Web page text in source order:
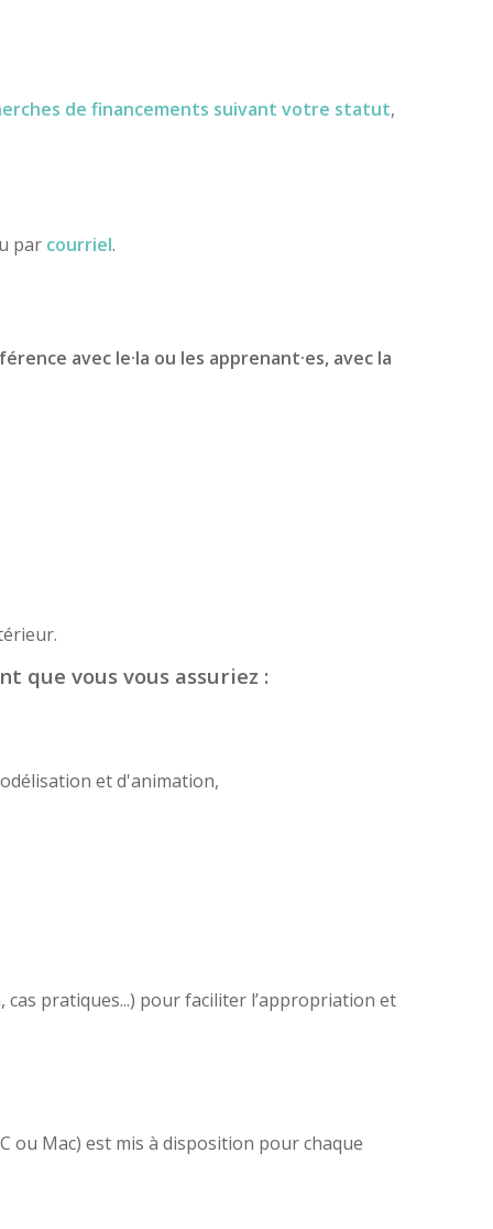
de financements suivant votre statut,
par courriel.
avec le·la ou les apprenant·es, avec la
que vous vous assuriez :
et d'animation,
cas pratiques...) pour faciliter l’appropriation et
ou Mac) est mis à disposition pour chaque